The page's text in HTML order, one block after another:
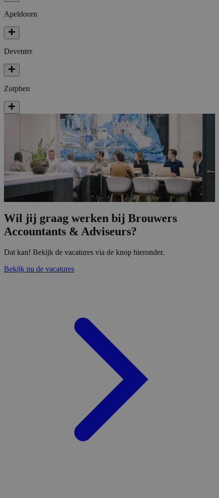
Apeldoorn
Deventer
Zutphen
Wil jij graag werken bij Brouwers
Accountants & Adviseurs?
Dat kan! Bekijk de vacatures via de knop hieronder.
Bekijk nu de vacatures